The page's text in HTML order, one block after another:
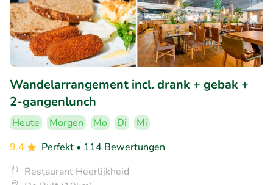
Wandelarrangement incl. drank + gebak +
2-gangenlunch
Heute Morgen Mo Di
Mi
9.4
Perfekt • 114 Bewertungen
Restaurant Heerlijkheid